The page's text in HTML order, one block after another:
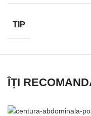
TIP
ÎȚI